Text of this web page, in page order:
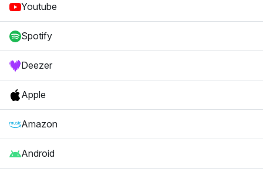
Youtube
Spotify
Deezer
Apple
Amazon
Android